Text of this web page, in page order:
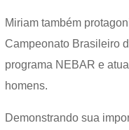
Miriam também
Campeonato Brasileiro
programa NEBAR e
homens.
Demonstrando sua